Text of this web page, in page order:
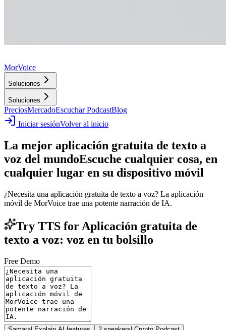
MorVoice
Soluciones
Soluciones
PreciosMercadoEscuchar PodcastBlog
Iniciar sesiónVolver al inicio
La mejor aplicación gratuita de texto a
voz del mundoEscuche cualquier cosa, en
cualquier lugar en su dispositivo móvil
¿Necesita una aplicación gratuita de texto a voz? La aplicación
móvil de MorVoice trae una potente narración de IA.
Try TTS for Aplicación gratuita de
texto a voz: voz en tu bolsillo
Free Demo